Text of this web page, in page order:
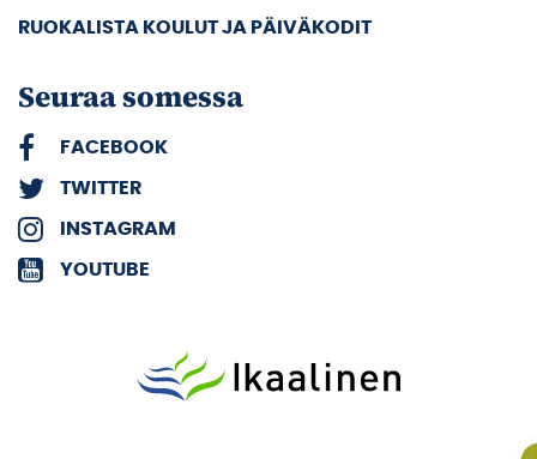
RUOKALISTA KOULUT JA PÄIVÄKODIT
Seuraa somessa
FACEBOOK
TWITTER
INSTAGRAM
YOUTUBE